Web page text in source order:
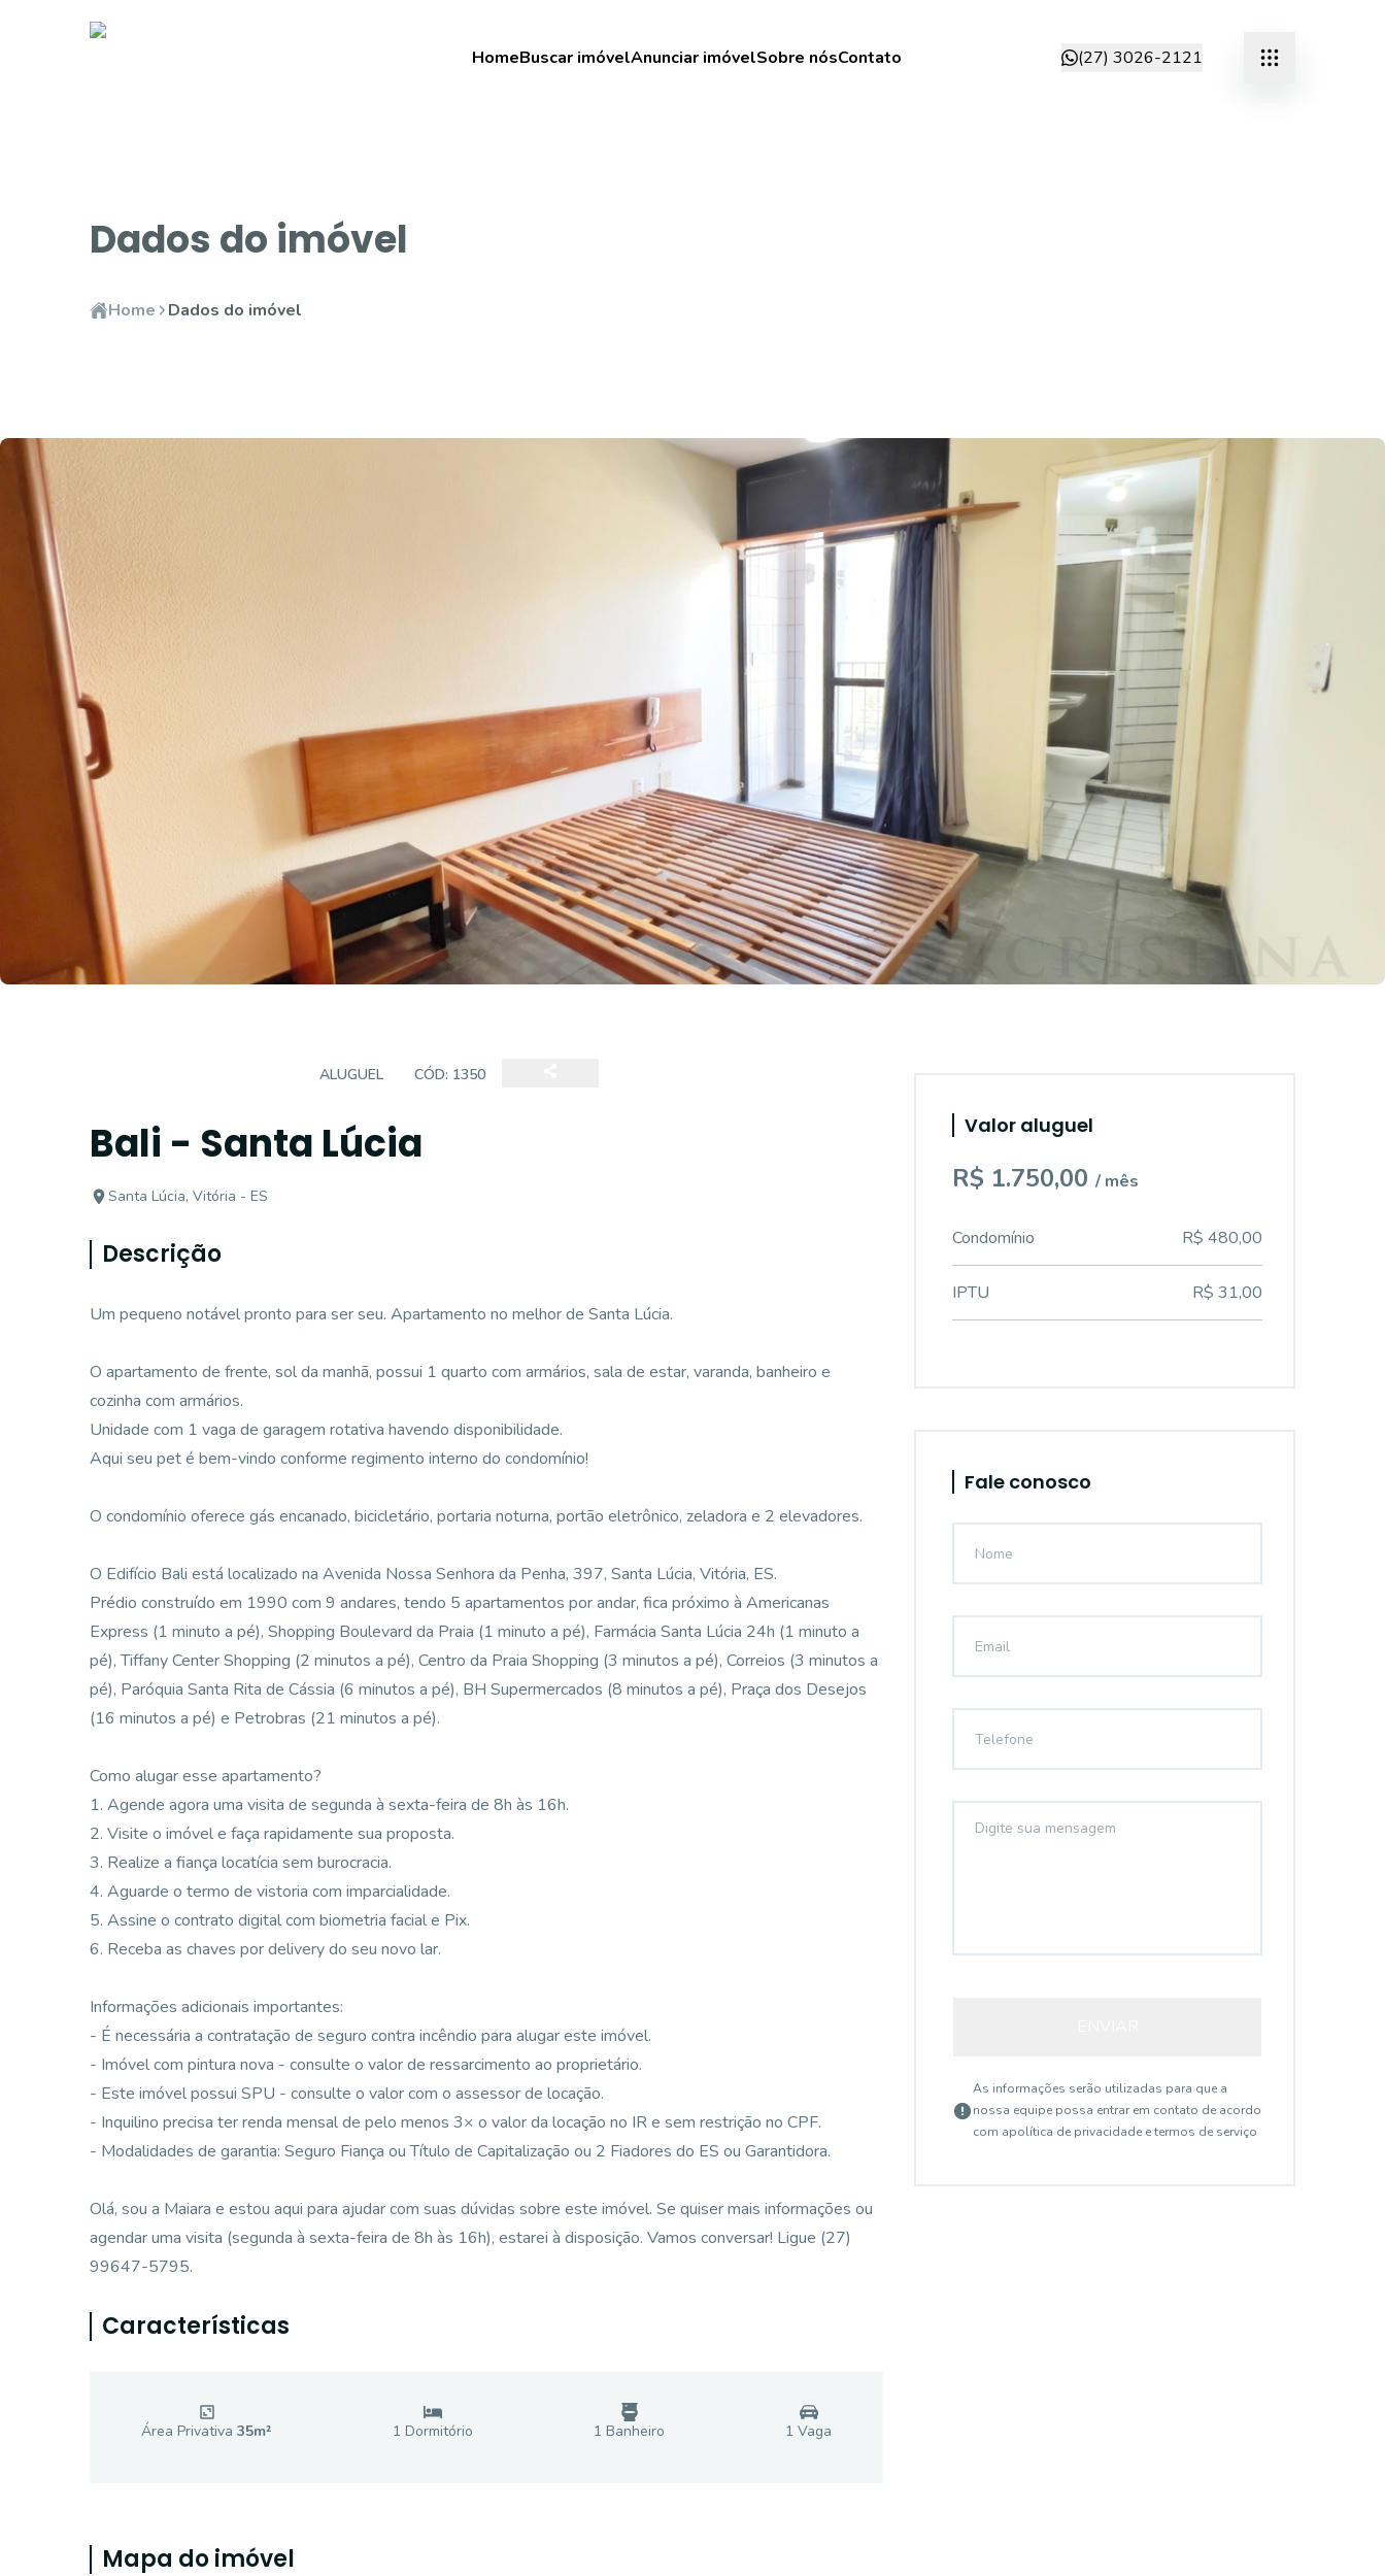
HomeBuscar imóvelAnunciar imóvelSobre nósContato (27) 3026-2121
Dados do imóvel
Home Dados do imóvel
ALUGUEL CÓD: 1350
Bali - Santa Lúcia
Santa Lúcia, Vitória - ES
Descrição
Um pequeno notável pronto para ser seu. Apartamento no melhor de Santa Lúcia.
O apartamento de frente, sol da manhã, possui 1 quarto com armários, sala de estar, varanda, banheiro e
cozinha com armários.
Unidade com 1 vaga de garagem rotativa havendo disponibilidade.
Aqui seu pet é bem-vindo conforme regimento interno do condomínio!
O condomínio oferece gás encanado, bicicletário, portaria noturna, portão eletrônico, zeladora e 2 elevadores.
O Edifício Bali está localizado na Avenida Nossa Senhora da Penha, 397, Santa Lúcia, Vitória, ES.
Prédio construído em 1990 com 9 andares, tendo 5 apartamentos por andar, fica próximo à Americanas
Express (1 minuto a pé), Shopping Boulevard da Praia (1 minuto a pé), Farmácia Santa Lúcia 24h (1 minuto a
pé), Tiffany Center Shopping (2 minutos a pé), Centro da Praia Shopping (3 minutos a pé), Correios (3 minutos a
pé), Paróquia Santa Rita de Cássia (6 minutos a pé), BH Supermercados (8 minutos a pé), Praça dos Desejos
(16 minutos a pé) e Petrobras (21 minutos a pé).
Como alugar esse apartamento?
1. Agende agora uma visita de segunda à sexta-feira de 8h às 16h.
2. Visite o imóvel e faça rapidamente sua proposta.
3. Realize a fiança locatícia sem burocracia.
4. Aguarde o termo de vistoria com imparcialidade.
5. Assine o contrato digital com biometria facial e Pix.
6. Receba as chaves por delivery do seu novo lar.
Informações adicionais importantes:
- É necessária a contratação de seguro contra incêndio para alugar este imóvel.
- Imóvel com pintura nova - consulte o valor de ressarcimento ao proprietário.
- Este imóvel possui SPU - consulte o valor com o assessor de locação.
- Inquilino precisa ter renda mensal de pelo menos 3× o valor da locação no IR e sem restrição no CPF.
- Modalidades de garantia: Seguro Fiança ou Título de Capitalização ou 2 Fiadores do ES ou Garantidora.
Olá, sou a Maiara e estou aqui para ajudar com suas dúvidas sobre este imóvel. Se quiser mais informações ou
agendar uma visita (segunda à sexta-feira de 8h às 16h), estarei à disposição. Vamos conversar! Ligue (27)
99647-5795.
Características
Área Privativa 35m² 1 Dormitório 1 Banheiro 1 Vaga
Mapa do imóvel
Valor aluguel
R$ 1.750,00 / mês
Condomínio R$ 480,00
IPTU R$ 31,00
Fale conosco
As informações serão utilizadas para que a
nossa equipe possa entrar em contato de acordo
com apolítica de privacidade e termos de serviço